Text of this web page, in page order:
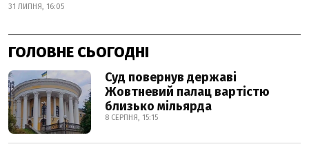
31 ЛИПНЯ, 16:05
ГОЛОВНЕ СЬОГОДНІ
Суд повернув державі
Жовтневий палац вартістю
близько мільярда
8 СЕРПНЯ, 15:15